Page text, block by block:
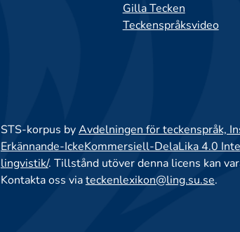
Gilla Tecken
Teckenspråksvideo
STS-korpus byAvdelningen för teckenspråk,
Erkännande-IckeKommersiell-DelaLika 4.0
lingvistik/. Tillstånd utöver denna licens kan
Kontakta oss viateckenlexikon@ling.su.se.